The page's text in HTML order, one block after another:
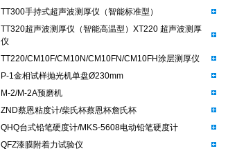
TT300手持式超声波测厚仪（智能标准型）
TT320超声波测厚仪（智能高温型）XT220 超声波测厚
仪
TT220/CM10F/CM10N/CM10FN/CM10FH涂层测厚仪
P-1金相试样抛光机单盘Ø230mm
M-2/M-2A预磨机
ZND蔡恩粘度计/柴氏杯蔡恩杯詹氏杯
QHQ台式铅笔硬度计/MKS-5608电动铅笔硬度计
QFZ漆膜附着力试验仪